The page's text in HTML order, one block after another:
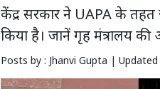
केंद्र सरकार ने UAPA के
किया है। जानें गृह मंत्रालय
Posts by : Jhanvi Gupta | Updated